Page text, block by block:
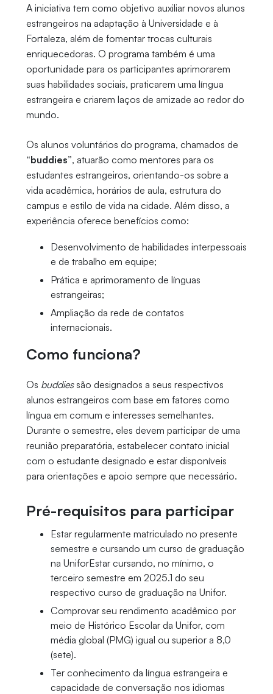
A iniciativa tem como objetivo auxiliar novos alunos
estrangeiros na adaptação à Universidade e à
Fortaleza, além de fomentar trocas culturais
enriquecedoras. O programa também é uma
oportunidade para os participantes aprimorarem
suas habilidades sociais, praticarem uma língua
estrangeira e criarem laços de amizade ao redor do
mundo.
Os alunos voluntários do programa, chamados de
“buddies”, atuarão como mentores para os
estudantes estrangeiros, orientando-os sobre a
vida acadêmica, horários de aula, estrutura do
campus e estilo de vida na cidade. Além disso, a
experiência oferece benefícios como:
Desenvolvimento de habilidades interpessoais
e de trabalho em equipe;
Prática e aprimoramento de línguas
estrangeiras;
Ampliação da rede de contatos
internacionais.
Como funciona?
Os buddiessão designados a seus respectivos
alunos estrangeiros com base em fatores como
língua em comum e interesses semelhantes.
Durante o semestre, eles devem participar de uma
reunião preparatória, estabelecer contato inicial
com o estudante designado e estar disponíveis
para orientações e apoio sempre que necessário.
Pré-requisitos para participar
Estar regularmente matriculado no presente
semestre e cursando um curso de graduação
na UniforEstar cursando, no mínimo, o
terceiro semestre em 2025.1 do seu
respectivo curso de graduação na Unifor.
Comprovar seu rendimento acadêmico por
meio de Histórico Escolar da Unifor, com
média global (PMG) igual ou superior a 8,0
(sete).
Ter conhecimento da língua estrangeira e
capacidade de conversação nos idiomas